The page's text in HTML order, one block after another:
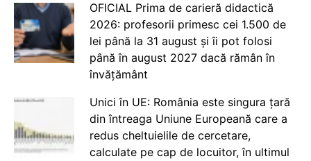
OFICIAL Prima de carieră didactică
2026: profesorii primesc cei 1.500 de
lei până la 31 august și îi pot folosi
până în august 2027 dacă rămân în
învățământ
Unici în UE: România este singura țară
din întreaga Uniune Europeană care a
redus cheltuielile de cercetare,
calculate pe cap de locuitor, în ultimul